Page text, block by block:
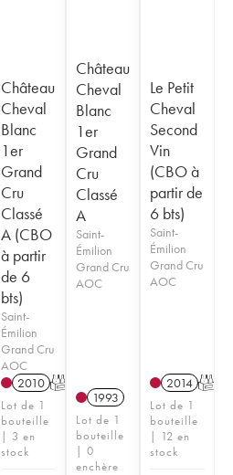
Château
Cheval
Blanc
1er
Grand
Cru
Classé
A (CBO
à partir
de 6
bts)
Saint-
Émilion
Grand Cru
AOC
2010 T
Lot de 1
bouteille
| 3 en
stock
Château
Cheval
Blanc
1er
Grand
Cru
Classé
A
Saint-
Émilion
Grand Cru
AOC
1993
Lot de 1
bouteille
| 0
enchère
Le Petit
Cheval
Second
Vin
(CBO à
partir de
6 bts)
Saint-
Émilion
Grand Cru
AOC
2014 T
Lot de 1
bouteille
| 12 en
stock